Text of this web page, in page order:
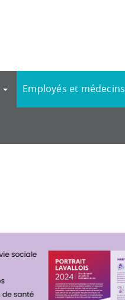
Employés et médecins